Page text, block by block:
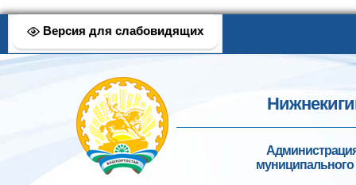
Версия для слабовидящих
муниципального